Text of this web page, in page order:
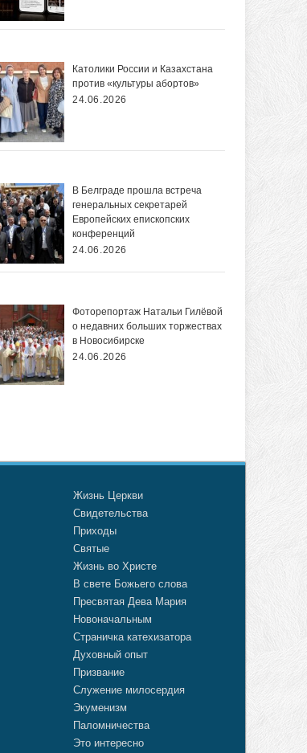
Католики России и Казахстана
против «культуры абортов»
24.06.2026
В Белграде прошла встреча
генеральных секретарей
Европейских епископских
конференций
24.06.2026
Фоторепортаж Натальи Гилёвой
о недавних больших торжествах
в Новосибирске
24.06.2026
Жизнь Церкви
Свидетельства
Приходы
Святые
Жизнь во Христе
В свете Божьего слова
Пресвятая Дева Мария
Новоначальным
Страничка катехизатора
Духовный опыт
Призвание
Служение милосердия
Экуменизм
Паломничества
Это интересно